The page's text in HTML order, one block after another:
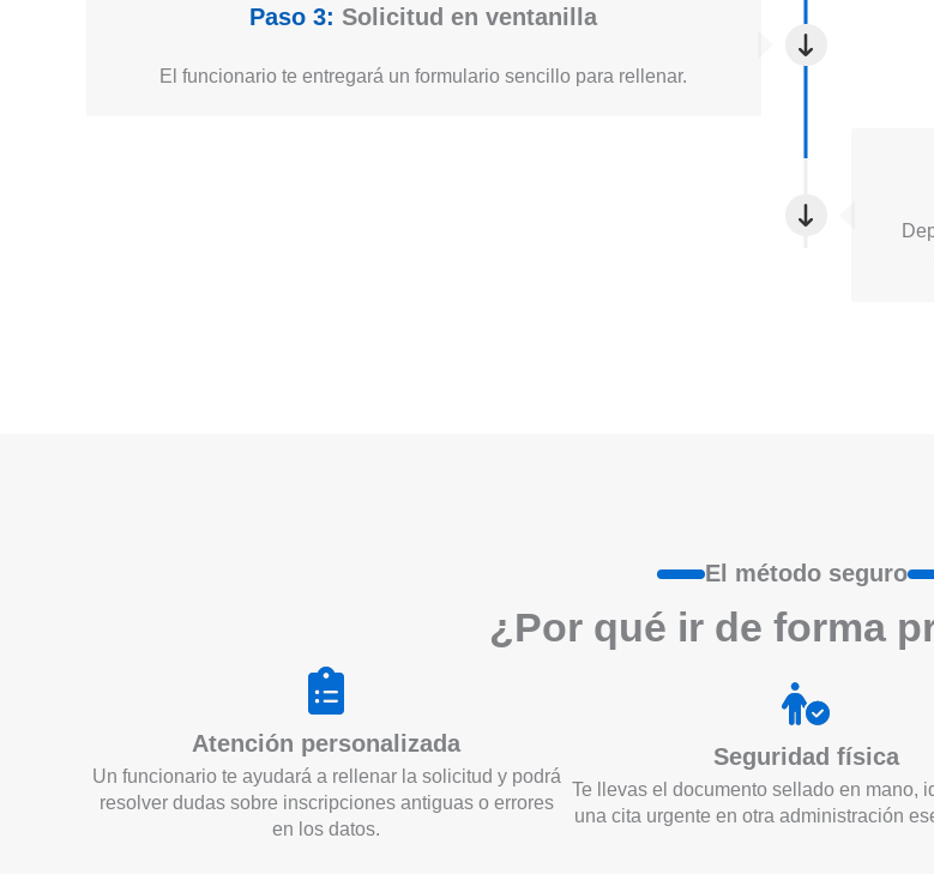
Paso 3: Solicitud en ventanilla
El funcionario te entregará un formulario sencillo para rellenar.
El método seguro
¿Por qué ir de forma
Atención personalizada
Un funcionario te ayudará a rellenar la solicitud y podrá
resolver dudas sobre inscripciones antiguas o errores
en los datos.
Seguridad física
Te llevas el documento sellado en mano,
una cita urgente en otra administración